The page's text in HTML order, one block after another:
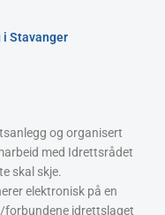
i Stavanger
og organisert
med Idrettsrådet
skal skje.
elektronisk på en
idrettslaget